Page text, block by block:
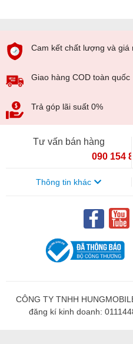
Cam kết chất lượng và giá
Giao hàng COD toàn quốc
Trả góp lãi suất 0%
Tư vấn bán hàng
090 154 8866
Thông tin khác
CÔNG TY TNHH
đăng kí kinh doanh: